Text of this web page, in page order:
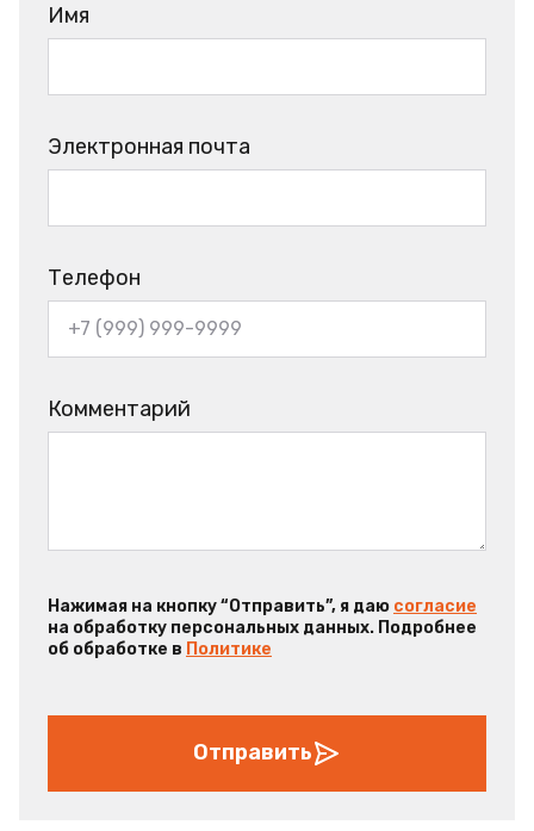
Имя
Электронная почта
Телефон
Комментарий
Нажимая на кнопку “Отправить”, я даю согласие
на обработку персональных данных. Подробнее
об обработке в Политике
Отправить